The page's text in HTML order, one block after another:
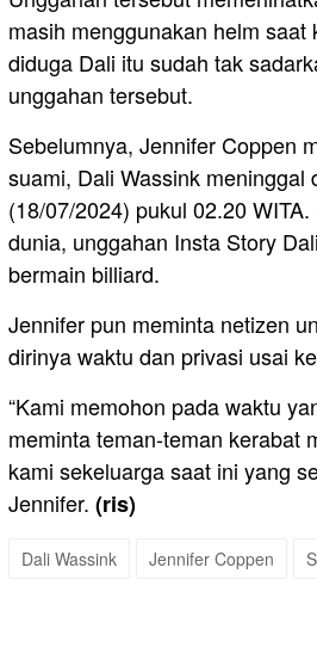
masih menggunakan helm saat
diduga Dali itu sudah tak
unggahan tersebut.
Sebelumnya, Jennifer Coppen
suami, Dali Wassink meninggal
(18/07/2024) pukul 02.20
dunia, unggahan Insta Story
bermain billiard.
Jennifer pun meminta netizen
dirinya waktu dan privasi usai
“Kami memohon pada waktu
meminta teman-teman kerabat
kami sekeluarga saat ini yang
Jennifer. (ris)
Dali Wassink Jennifer Coppen